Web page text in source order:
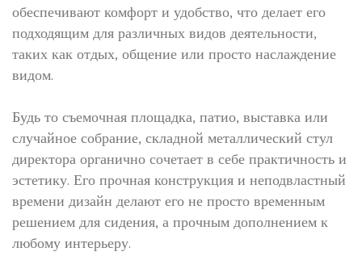
обеспечивают комфорт и удобство, что делает его
подходящим для различных видов деятельности,
таких как отдых, общение или просто наслаждение
видом.
Будь то съемочная площадка, патио, выставка или
случайное собрание, складной металлический стул
директора органично сочетает в себе практичность и
эстетику. Его прочная конструкция и неподвластный
времени дизайн делают его не просто временным
решением для сидения, а прочным дополнением к
любому интерьеру.